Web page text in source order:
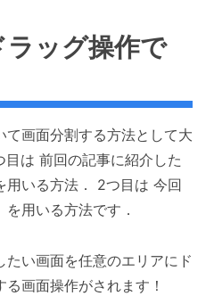
ッグ操作で
画面分割する方法として大
は 前回の記事に紹介した
用いる方法． 2つ目は 今回
用いる方法です．
たい画面を任意のエリアにド
画面操作がされます！